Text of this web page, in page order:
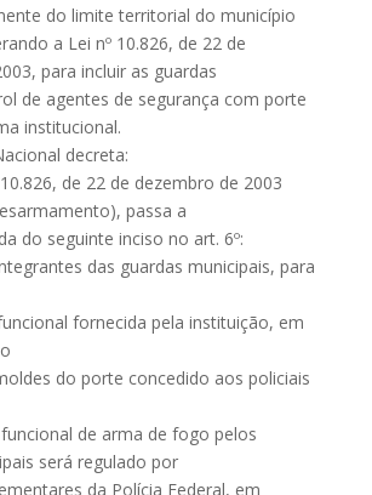
do limite territorial do município
a Lei nº 10.826, de 22 de
para incluir as guardas
de agentes de segurança com porte
institucional.
decreta:
de 22 de dezembro de 2003
passa a
do seguinte inciso no art. 6º:
das guardas municipais, para
fornecida pela instituição, em
do porte concedido aos policiais
de arma de fogo pelos
será regulado por
da Polícia Federal, em